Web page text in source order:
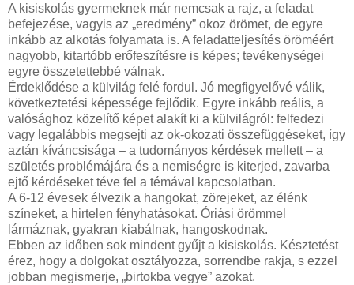
A kisiskolás gyermeknek már nemcsak a rajz, a feladat
befejezése, vagyis az „eredmény” okoz örömet, de egyre
inkább az alkotás folyamata is. A feladatteljesítés öröméért
nagyobb, kitartóbb erőfeszítésre is képes; tevékenységei
egyre összetettebbé válnak.
Érdeklődése a külvilág felé fordul. Jó megfigyelővé válik,
következtetési képessége fejlődik. Egyre inkább reális, a
valósághoz közelítő képet alakít ki a külvilágról: felfedezi
vagy legalábbis megsejti az ok-okozati összefüggéseket, így
aztán kíváncsisága – a tudományos kérdések mellett – a
születés problémájára és a nemiségre is kiterjed, zavarba
ejtő kérdéseket téve fel a témával kapcsolatban.
A 6-12 évesek élvezik a hangokat, zörejeket, az élénk
színeket, a hirtelen fényhatásokat. Óriási örömmel
lármáznak, gyakran kiabálnak, hangoskodnak.
Ebben az időben sok mindent gyűjt a kisiskolás. Késztetést
érez, hogy a dolgokat osztályozza, sorrendbe rakja, s ezzel
jobban megismerje, „birtokba vegye” azokat.